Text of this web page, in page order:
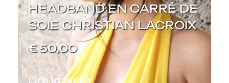
HEADBAND EN CARRÉ DE
SOIE CHRISTIAN LACROIX
€50,00
Lire la suite